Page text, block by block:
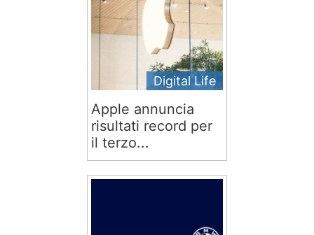
Digital Life
Apple annuncia
risultati record per
il terzo...